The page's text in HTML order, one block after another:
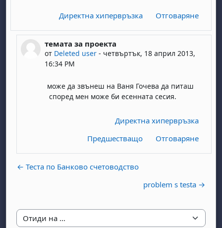
Директна хипервръзка Отговаряне
In reply to Deleted user
темата за проекта
от Deleted user - четвъртък, 18 април 2013,
16:34 PM
може да звънеш на Ваня Гочева да питаш
според мен може би есенната сесия.
Директна хипервръзка
Предшестващо
Отговаряне
← Теста по Банково счетоводство
problem s testa →
Отиди на ...
6 август
август8 август
неделя, 9 август
август
август
29 август
неделя, 30 август